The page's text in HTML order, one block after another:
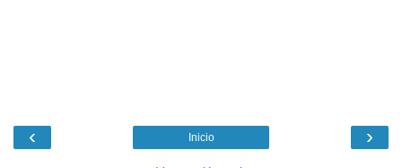
‹ ›
Inicio